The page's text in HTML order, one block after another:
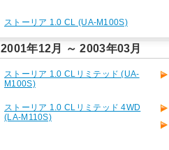
ストーリア 1.0 CL (UA-M100S)
2001年12月 ～ 2003年03月
ストーリア 1.0 CLリミテッド (UA-
M100S)
ストーリア 1.0 CLリミテッド 4WD
(LA-M110S)